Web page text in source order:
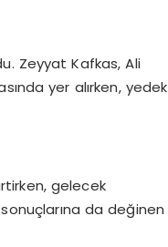
Zeyyat Kafkas, Ali
yer alırken, yedek
gelecek
da değinen